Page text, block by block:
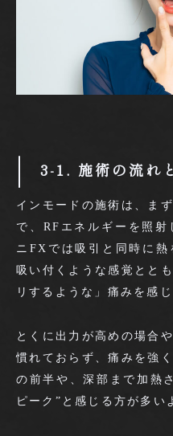
3-1. 施術の流れ
インモードの施術は、ま
で、RFエネルギーを照射
ニFXでは吸引と同時に熱
吸い付くような感覚とと
リするような」痛みを感
とくに出力が高めの場合
慣れておらず、痛みを強
の前半や、深部まで加熱
ピーク”と感じる方が多い